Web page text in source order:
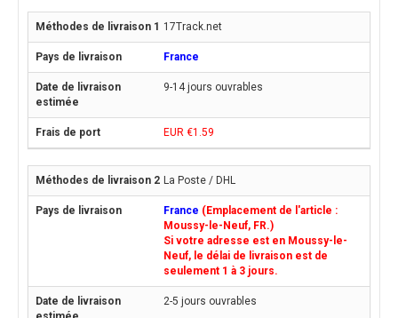
17Track.net
France
9-14 jours ouvrables
EUR €1.59
La Poste / DHL
France (Emplacement de l'article :
Moussy-le-Neuf, FR.)
Si votre adresse est en Moussy-le-
Neuf, le délai de livraison est de
seulement 1 à 3 jours.
2-5 jours ouvrables